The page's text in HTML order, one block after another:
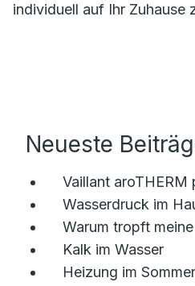
individuell auf Ihr Zuhause
Neueste
Vaillant aroTHERM
Wasserdruck im
Warum tropft
Kalk im Wasser
Heizung im